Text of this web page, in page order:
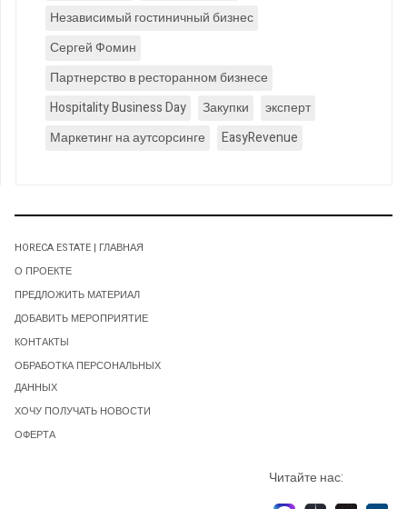
Независимый гостиничный бизнес
Сергей Фомин
Партнерство в ресторанном бизнесе
Hospitality Business Day
Закупки
эксперт
Маркетинг на аутсорсинге
EasyRevenue
HORECA ESTATE | ГЛАВНАЯ
О ПРОЕКТЕ
ПРЕДЛОЖИТЬ МАТЕРИАЛ
ДОБАВИТЬ МЕРОПРИЯТИЕ
КОНТАКТЫ
ОБРАБОТКА ПЕРСОНАЛЬНЫХ
ДАННЫХ
ХОЧУ ПОЛУЧАТЬ НОВОСТИ
ОФЕРТА
Читайте нас: